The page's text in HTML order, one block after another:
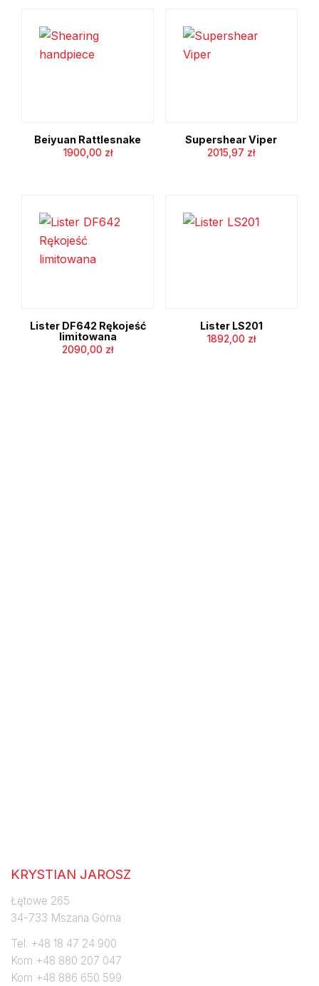
Beiyuan Rattlesnake
1900,00 zł
Supershear Viper
2015,97 zł
Lister DF642 Rękojeść
limitowana
2090,00 zł
Lister LS201
1892,00 zł
KRYSTIAN JAROSZ
Łętowe 265
34-733 Mszana Górna
Tel. +48 18 47 24 900
Kom +48 880 207 047
Kom +48 886 650 599